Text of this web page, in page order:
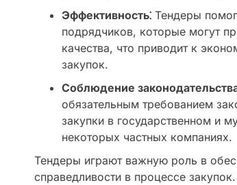
Эффективность⁚ Тендеры
подрядчиков, которые могут
качества, что приводит к
закупок.
Соблюдение
обязательным требованием
закупки в государственном и
некоторых частных компаниях.
Тендеры играют важную роль в
справедливости в процессе